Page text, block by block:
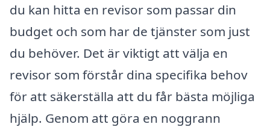
du kan hitta en revisor som passar din
budget och som har de tjänster som just
du behöver. Det är viktigt att välja en
revisor som förstår dina specifika behov
för att säkerställa att du får bästa möjliga
hjälp. Genom att göra en noggrann